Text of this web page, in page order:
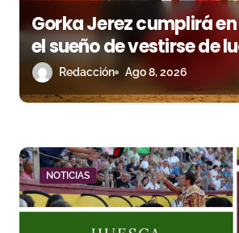
n
t
r
d
a
Gorka Jerez cumplirá
el sueño de vestirse de
los suyos
Redacción Ago 8, 2026
NOTICIAS